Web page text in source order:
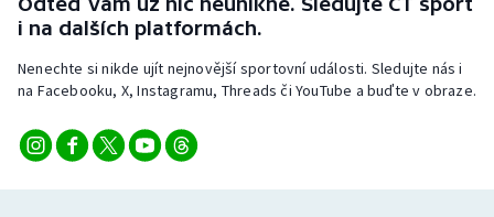
Stolní tenis
Triatlon
Veslování
i na dalších platformách.
Nenechte si nikde ujít nejnovější sportovní události. Sledujte nás i
na Facebooku, X, Instagramu, Threads či YouTube a buďte v obraze.